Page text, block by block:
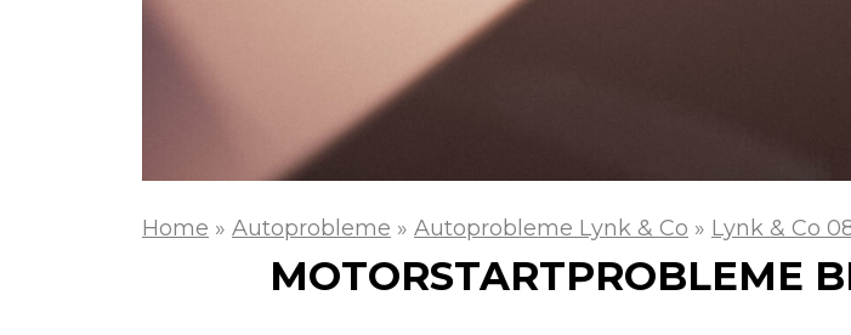
Home » Autoprobleme » Autoprobleme Lynk & Co » Lynk & Co
MOTORSTARTPROBLEME